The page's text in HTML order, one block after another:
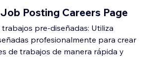
Posting Careers Page
pre-diseñadas: Utiliza
profesionalmente para crear
de trabajos de manera rápida y